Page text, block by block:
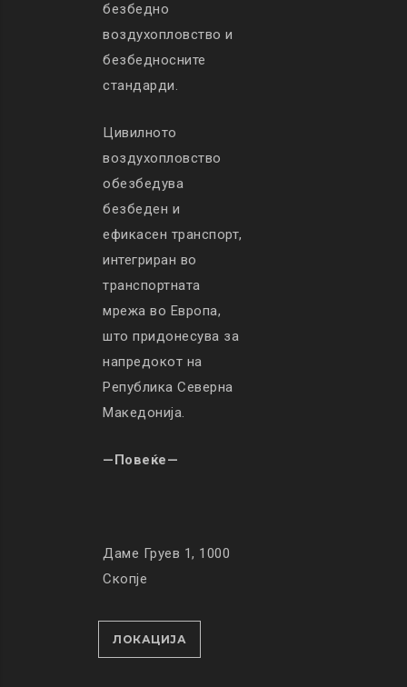
безбедно
воздухопловство и
безбедносните
стандарди.
Цивилното
воздухопловство
обезбедува
безбеден и
ефикасен транспорт,
интегриран во
транспортната
мрежа во Европа,
што придонесува за
напредокот на
Република Северна
Македонија.
—Повеќе—
Даме Груев 1, 1000
Скопје
ЛОКАЦИЈА